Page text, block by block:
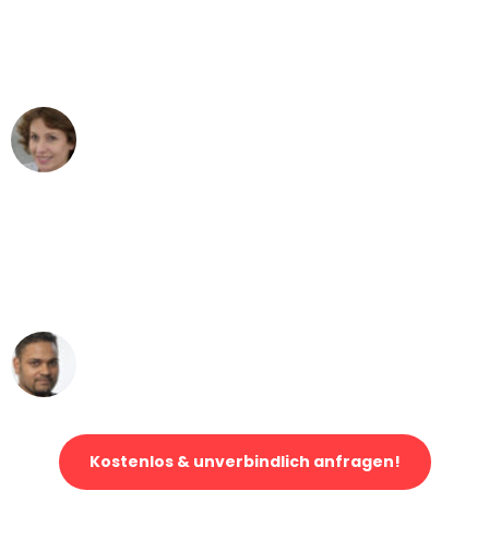
Kostenlos & unverbindlich anfragen!